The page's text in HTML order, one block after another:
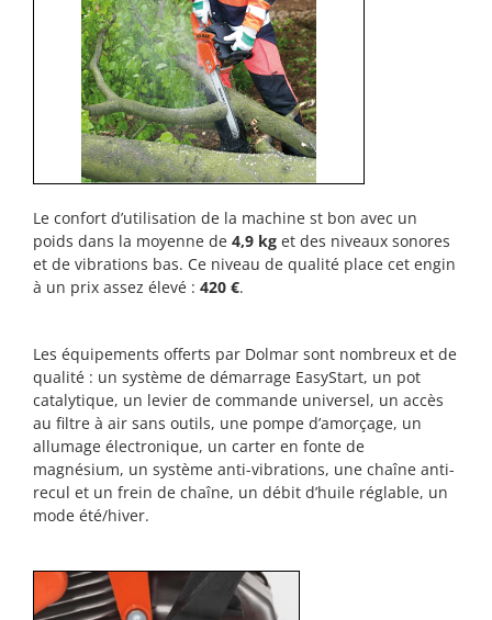
Le confort d’utilisation de la machine st bon avec un
poids dans la moyenne de 4,9 kg et des niveaux sonores
et de vibrations bas. Ce niveau de qualité place cet engin
à un prix assez élevé : 420 €.
Les équipements offerts par Dolmar sont nombreux et de
qualité : un système de démarrage EasyStart, un pot
catalytique, un levier de commande universel, un accès
au filtre à air sans outils, une pompe d’amorçage, un
allumage électronique, un carter en fonte de
magnésium, un système anti-vibrations, une chaîne anti-
recul et un frein de chaîne, un débit d’huile réglable, un
mode été/hiver.